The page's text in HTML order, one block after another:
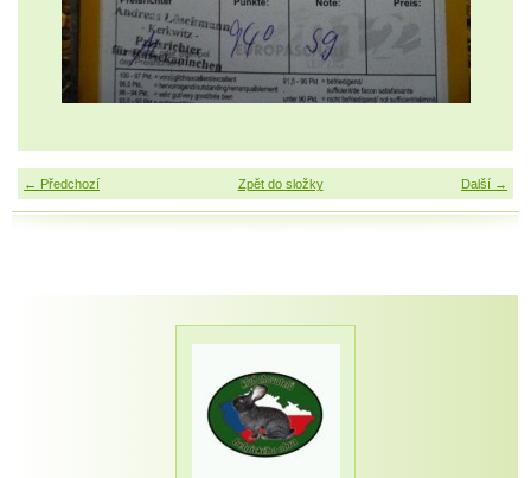
← Předchozí Další →
Zpět do složky